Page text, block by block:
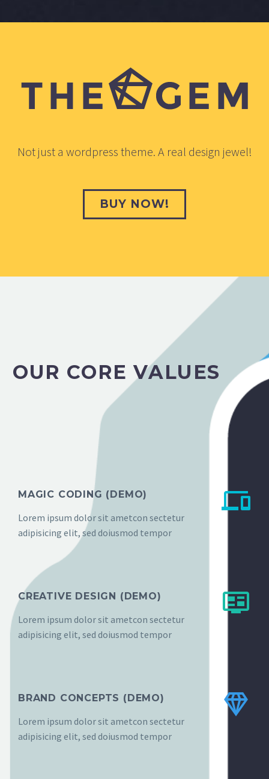
Not just a wordpress theme. A real design jewel!
BUY NOW!
OUR CORE VALUES
MAGIC CODING (DEMO)
Lorem ipsum dolor sit ametcon sectetur
adipisicing elit, sed doiusmod tempor


CREATIVE DESIGN (DEMO)
Lorem ipsum dolor sit ametcon sectetur
adipisicing elit, sed doiusmod tempor


BRAND CONCEPTS (DEMO)
Lorem ipsum dolor sit ametcon sectetur
adipisicing elit, sed doiusmod tempor

